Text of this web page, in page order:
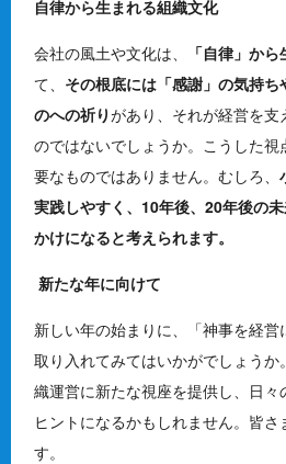
自律から生まれる組織文化
会社の風土や文化は、 「自律」か
て、 その根底には「感謝」の気持
のへの祈りがあり、それが経営を
のではないでしょうか。こうした
要なものではありません。むしろ、
実践しやすく、10年後、20年後の
かけになると考えられます。
新たな年に向けて
新しい年の始まりに、「神事を経
取り入れてみてはいかがでしょうか
織運営に新たな視座を提供し、日々
ヒントになるかもしれません。皆
す。